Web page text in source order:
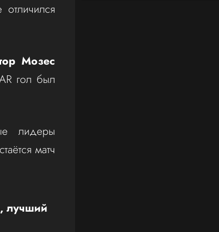
Мозес
гол был
лидеры
матч
, лучший